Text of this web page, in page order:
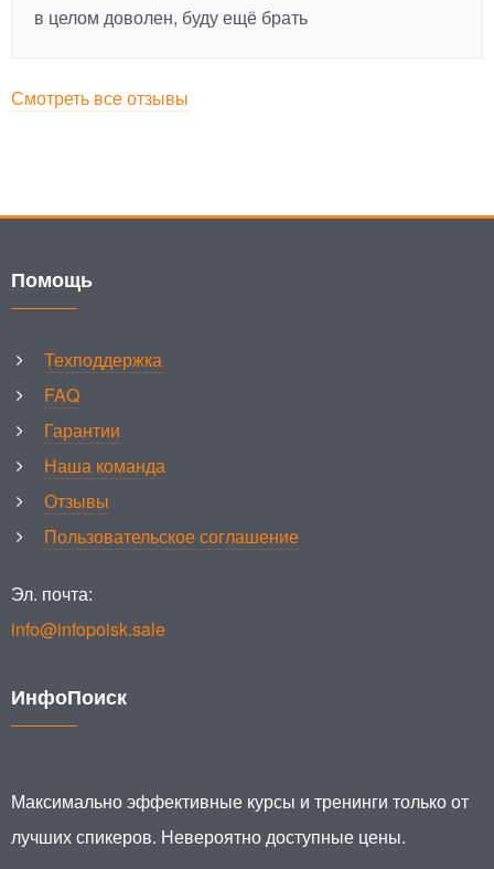
в целом доволен, буду ещё брать
Смотреть все отзывы
Помощь
Техподдержка
FAQ
Гарантии
Наша команда
Отзывы
Пользовательское соглашение
Эл. почта:
info@infopoisk.sale
ИнфоПоиск
Максимально эффективные курсы и тренинги только от
лучших спикеров. Невероятно доступные цены.